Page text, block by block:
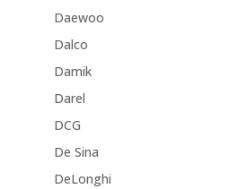
Daewoo
Dalco
Damik
Darel
DCG
De Sina
DeLonghi